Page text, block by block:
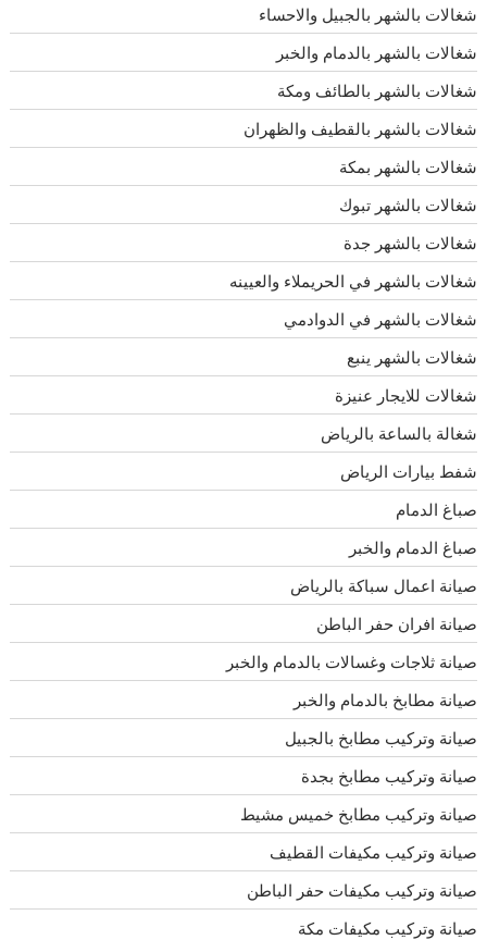
شغالات بالشهر بالجبيل والاحساء
شغالات بالشهر بالدمام والخبر
شغالات بالشهر بالطائف ومكة
شغالات بالشهر بالقطيف والظهران
شغالات بالشهر بمكة
شغالات بالشهر تبوك
شغالات بالشهر جدة
شغالات بالشهر في الحريملاء والعيينه
شغالات بالشهر في الدوادمي
شغالات بالشهر ينبع
شغالات للايجار عنيزة
شغالة بالساعة بالرياض
شفط بيارات الرياض
صباغ الدمام
صباغ الدمام والخبر
صيانة اعمال سباكة بالرياض
صيانة افران حفر الباطن
صيانة ثلاجات وغسالات بالدمام والخبر
صيانة مطابخ بالدمام والخبر
صيانة وتركيب مطابخ بالجبيل
صيانة وتركيب مطابخ بجدة
صيانة وتركيب مطابخ خميس مشيط
صيانة وتركيب مكيفات القطيف
صيانة وتركيب مكيفات حفر الباطن
صيانة وتركيب مكيفات مكة